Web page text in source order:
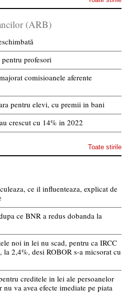
(ARB)
profesori
comisioanele aferente
pentru elevi, cu premii in bani
crescut cu 14% in 2022
Toate stirile
ce il influenteaza, explicat de
ce BNR a redus dobanda la
noi in lei nu scad, pentru ca IRCC
la 2,4%, desi ROBOR s-a micsorat cu
creditele in lei ale persoanelor
va avea efecte imediate pe piata